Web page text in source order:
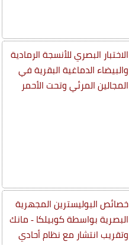
الاختبار البصري للأنسجة الرمادية
والبيضاء الدماغية البقرية في
المجالين المرئي وتحت الأحمر
خصائص البوليسترين المجهرية
البصرية بواسطة كوبيلكا - مانك
وتقريب انتشار مع نظام أحادي